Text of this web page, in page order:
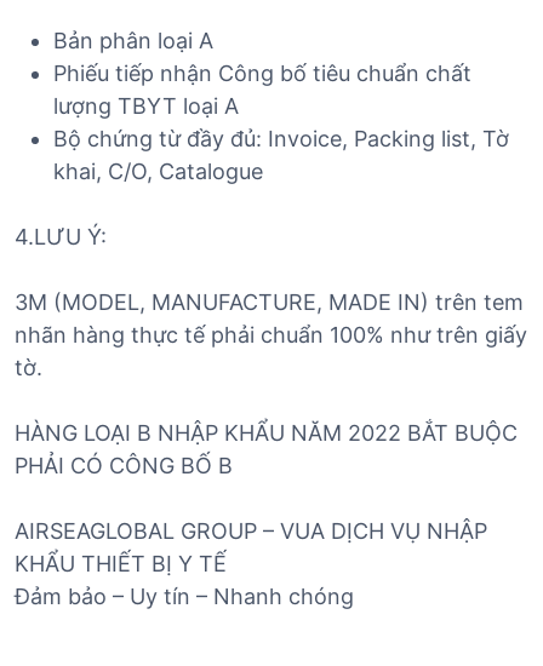
Bản phân loại A
Phiếu tiếp nhận Công bố tiêu chuẩn chất
lượng TBYT loại A
Bộ chứng từ đầy đủ: Invoice, Packing list, Tờ
khai, C/O, Catalogue
4.LƯU Ý:
3M (MODEL, MANUFACTURE, MADE IN) trên tem
nhãn hàng thực tế phải chuẩn 100% như trên giấy
tờ.
HÀNG LOẠI B NHẬP KHẨU NĂM 2022 BẮT BUỘC
PHẢI CÓ CÔNG BỐ B
AIRSEAGLOBAL GROUP – VUA DỊCH VỤ NHẬP
KHẨU THIẾT BỊ Y TẾ
Đảm bảo – Uy tín – Nhanh chóng